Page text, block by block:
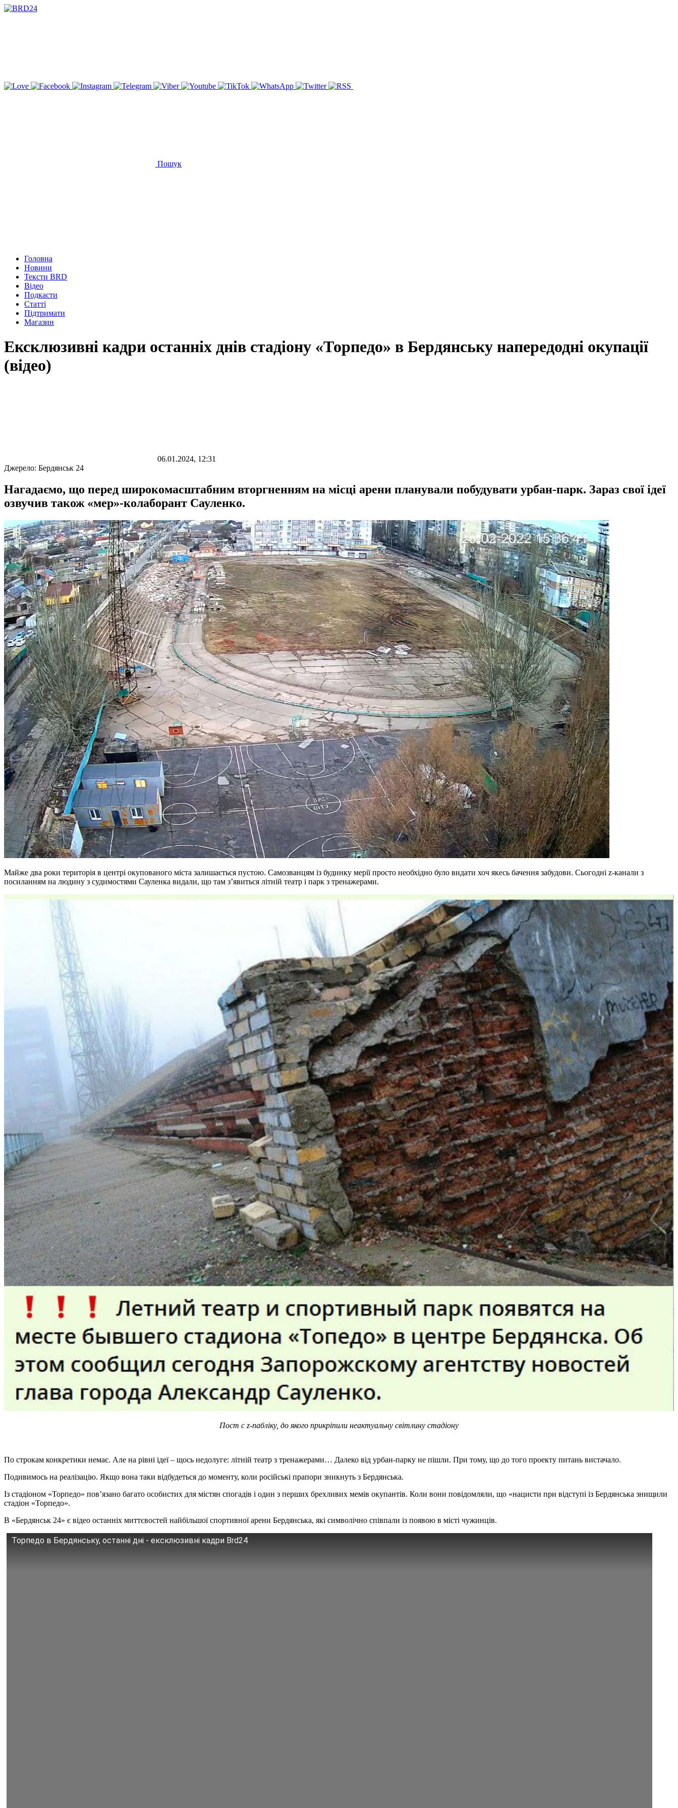
Пошук
Головна
Новини
Тексти BRD
Відео
Подкасти
Статті
Підтримати
Магазин
Ексклюзивні кадри останніх днів стадіону «Торпедо» в Бердянську напередодні окупації
(відео)
06.01.2024, 12:31
Джерело: Бердянськ 24
Нагадаємо, що перед широкомасштабним вторгненням на місці арени планували побудувати урбан-парк. Зараз свої ідеї
озвучив також «мер»-колаборант Сауленко.
Майже два роки територія в центрі окупованого міста залишається пустою. Самозванцям із будинку мерії просто необхідно було видати хоч якесь бачення забудови. Сьогодні z-канали з
посиланням на людину з судимостями Сауленка видали, що там з’явиться літній театр і парк з тренажерами.
Пост с z-пабліку, до якого прикріпили неактуальну світлину стадіону
По строкам конкретики немає. Але на рівні ідеї – щось недолуге: літній театр з тренажерами… Далеко від урбан-парку не пішли. При тому, що до того проекту питань вистачало.
Подивимось на реалізацію. Якщо вона таки відбудеться до моменту, коли російські прапори зникнуть з Бердянська.
Із стадіоном «Торпедо» пов’язано багато особистих для містян спогадів і один з перших брехливих мемів окупантів. Коли вони повідомляли, що «нацисти при відступі із Бердянська знищили
стадіон «Торпедо».
В «Бердянськ 24» є відео останніх миттєвостей найбільшої спортивної арени Бердянська, які символічно співпали із появою в місті чужинців.
Торпедо в Бердянську, останні дні - ексклюзивні кадри Brd24